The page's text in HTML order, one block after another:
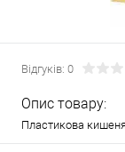
Відгуків: 0
Опис товару:
Пластикова